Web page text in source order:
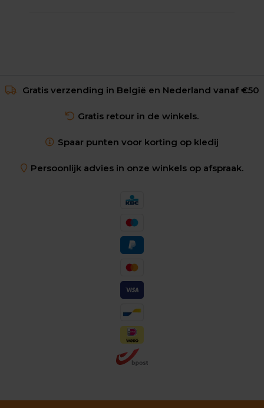
Gratis verzending in België en Nederland vanaf €50
Gratis retour in de winkels.
Spaar punten voor korting op kledij
Persoonlijk advies in onze winkels op afspraak.